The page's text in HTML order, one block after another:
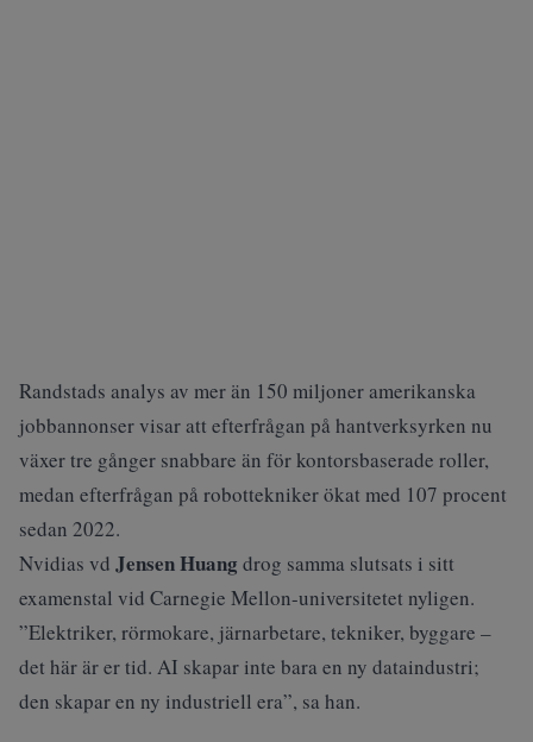
Randstads analys av mer än 150 miljoner amerikanska
jobbannonser visar att efterfrågan på hantverksyrken nu
växer tre gånger snabbare än för kontorsbaserade roller,
medan efterfrågan på robottekniker ökat med 107 procent
sedan 2022.
Nvidias vd Jensen Huang drog samma slutsats i sitt
examenstal vid Carnegie Mellon-universitetet nyligen.
”Elektriker, rörmokare, järnarbetare, tekniker, byggare –
det här är er tid. AI skapar inte bara en ny dataindustri;
den skapar en ny industriell era”, sa han.